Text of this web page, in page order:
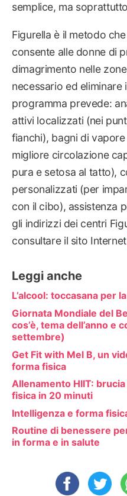
semplice, ma
Figurella è il metodo
consente alle donne di
dimagrimento nelle
necessario ed
programma prevede:
attivi localizzati (nei
fianchi), bagni di vapore
migliore circolazione
pura e setosa al tatto),
personalizzati (per
con il cibo), assistenza
gli indirizzi dei centri
consultare il sito Internet
Leggi anche
L’alcool: toccasana per
Giornata Mondiale del
cos’è, tema dell’anno e
settembre)
Get Fit with Mel B, un
forma fisica
Allenamento HIIT:
fisica in 20 minuti
Intelligenza e forma
Routine di benessere
in forma e in salute